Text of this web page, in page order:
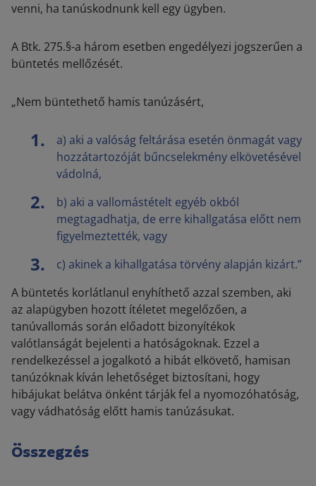
venni, ha tanúskodnunk kell egy ügyben.
A Btk. 275.§-a három esetben engedélyezi jogszerűen a
büntetés mellőzését.
„Nem büntethető hamis tanúzásért,
a) aki a valóság feltárása esetén önmagát vagy
hozzátartozóját bűncselekmény elkövetésével
vádolná,
b) aki a vallomástételt egyéb okból
megtagadhatja, de erre kihallgatása előtt nem
figyelmeztették, vagy
c) akinek a kihallgatása törvény alapján kizárt.”
A büntetés korlátlanul enyhíthető azzal szemben, aki
az alapügyben hozott ítéletet megelőzően, a
tanúvallomás során előadott bizonyítékok
valótlanságát bejelenti a hatóságoknak. Ezzel a
rendelkezéssel a jogalkotó a hibát elkövető, hamisan
tanúzóknak kíván lehetőséget biztosítani, hogy
hibájukat belátva önként tárják fel a nyomozóhatóság,
vagy vádhatóság előtt hamis tanúzásukat.
Összegzés